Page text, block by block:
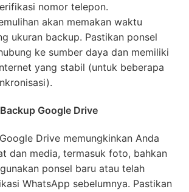
nomor telepon.
akan memakan waktu
ukuran backup. Pastikan ponsel
ke sumber daya dan memiliki
yang stabil (untuk beberapa
Google Drive
Drive memungkinkan Anda
dan media, termasuk foto, bahkan
ponsel baru atau telah
WhatsApp sebelumnya. Pastikan